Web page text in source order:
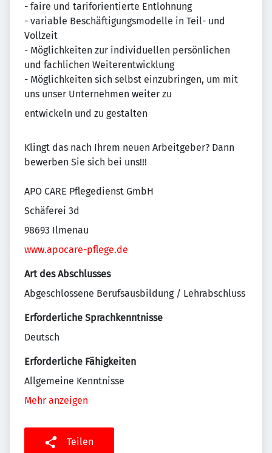
- faire und tariforientierte Entlohnung
- variable Beschäftigungsmodelle in Teil- und
Vollzeit
- Möglichkeiten zur individuellen persönlichen
und fachlichen Weiterentwicklung
- Möglichkeiten sich selbst einzubringen, um mit
uns unser Unternehmen weiter zu
entwickeln und zu gestalten
Klingt das nach Ihrem neuen Arbeitgeber? Dann
bewerben Sie sich bei uns!!!
APO CARE Pflegedienst GmbH
Schäferei 3d
98693 Ilmenau
www.apocare-pflege.de
Art des Abschlusses
Abgeschlossene Berufsausbildung / Lehrabschluss
Erforderliche Sprachkenntnisse
Deutsch
Erforderliche Fähigkeiten
Allgemeine Kenntnisse
Mehr anzeigen
Teilen